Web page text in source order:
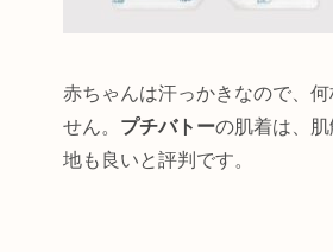
赤ちゃんは汗っかきなので、
せん。 プチバトーの肌着は、
地も良いと評判です。